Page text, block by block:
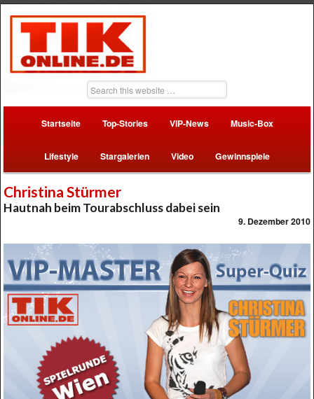
Startseite Top-Stories VIP-News Music-Box
Lifestyle Stargalerien Video Gewinnspiele
Christina Stürmer
Hautnah beim Tourabschluss dabei sein
9. Dezember 2010